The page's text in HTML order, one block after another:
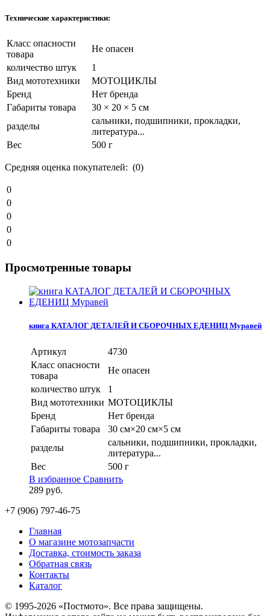
Технические характеристики:
Класс опасности
товара
Не опасен
количество штук
1
Вид мототехники
МОТОЦИКЛЫ
Бренд
Нет бренда
Габариты товара
30 × 20 × 5 см
разделы
сальники, подшипники, прокладки,
литература...
Вес
500 г
Средняя оценка покупателей: (0)
0
0
0
0
0
Просмотренные товары
книга КАТАЛОГ ДЕТАЛЕЙ И СБОРОЧНЫХ ЕДЕНИЦ Муравей
Артикул
4730
Класс опасности
товара
Не опасен
количество штук
1
Вид мототехники МОТОЦИКЛЫ
Бренд
Нет бренда
Габариты товара
30 см×20 см×5 см
разделы
сальники, подшипники, прокладки,
литература...
Вес
500 г
В избранное Сравнить
289 руб.
+7 (906) 797-46-75
Главная
О магазине мотозапчасти
Доставка, стоимость заказа
Обратная связь
Контакты
Каталог
© 1995-2026 «Постмото». Все права защищены.